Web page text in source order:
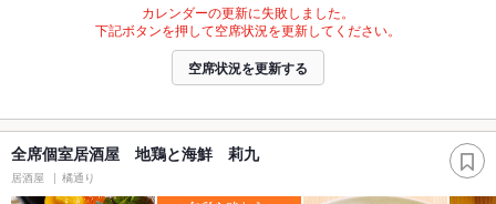
カレンダーの更新に失敗しました。
下記ボタンを押して空席状況を更新してください。
空席状況を更新する
全席個室居酒屋 地鶏と海鮮 莉九
居酒屋 橘通り